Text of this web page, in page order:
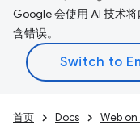
Google 会使用 AI 技术
含错误。
首页 Docs Web